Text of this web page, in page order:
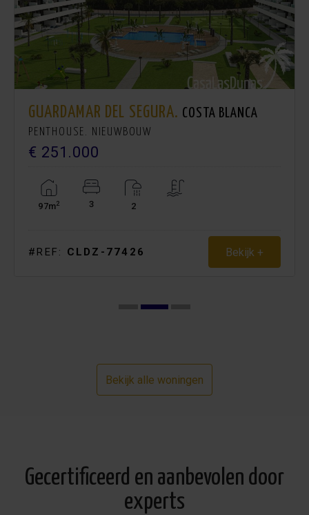
GUARDAMAR DEL SEGURA. COSTA BLANCA
PENTHOUSE. NIEUWBOUW
€ 251.000
97m2 3 2
#REF: CLDZ-77426 Bekijk +
Bekijk alle woningen
Gecertificeerd en aanbevolen door
experts